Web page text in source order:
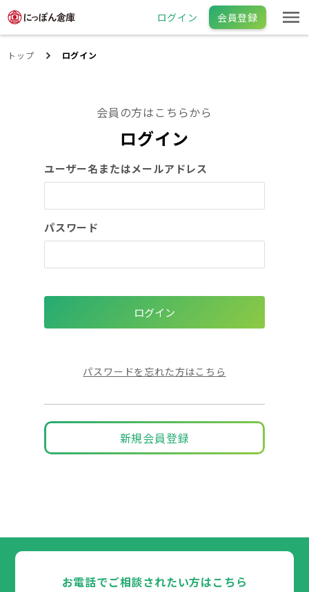
ログイン 会員登録
トップ ログイン
会員の方はこちらから
ログイン
ユーザー名またはメールアドレス
パスワード
パスワードを忘れた方はこちら
新規会員登録
お電話でご相談されたい方はこちら